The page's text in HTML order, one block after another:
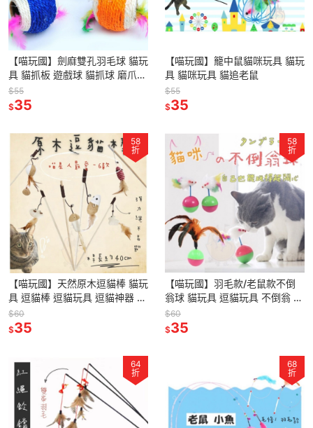
【喵玩國】劍麻雙孔羽毛球 貓玩
具 貓抓板 遊戲球 貓抓球 磨爪球
寵物玩具 劍麻球 逗貓玩具
$55
$35
【喵玩國】籠中鼠貓咪玩具 貓玩
具 貓咪玩具 貓追老鼠
$55
$35
58
折
【喵玩國】天然原木逗貓棒 貓玩
具 逗貓棒 逗貓玩具 逗貓神器 釣
竿逗貓
$60
$35
58
折
【喵玩國】羽毛款/老鼠款不倒
翁球 貓玩具 逗貓玩具 不倒翁 羽
毛
$60
$35
64
折
68
折